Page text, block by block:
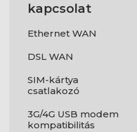
kapcsolat
Ethernet WAN
DSL WAN
SIM-kártya
csatlakozó
3G/4G USB modem
kompatibilitás